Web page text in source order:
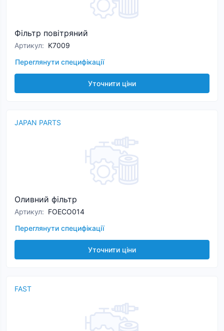
Фільтр повітряний
Артикул: K7009
Переглянути специфікації
Уточнити ціни
JAPAN PARTS
Оливний фільтр
Артикул: FOECO014
Переглянути специфікації
Уточнити ціни
FAST